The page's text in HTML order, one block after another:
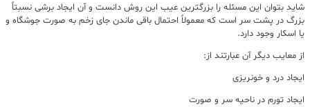
شاید بتوان این مسئله را بزرگترین عیب این روش دانست و آن ایجاد برشی نسبتاً
بزرگ در پشت سر است که معمولاً احتمال باقی ماندن جای زخم به صورت جوشگاه و
یا اسکار وجود دارد.
از معایب دیگر آن عبارتند از:
ایجاد درد و خونریزی
ایجاد تورم در ناحیه سر و صورت